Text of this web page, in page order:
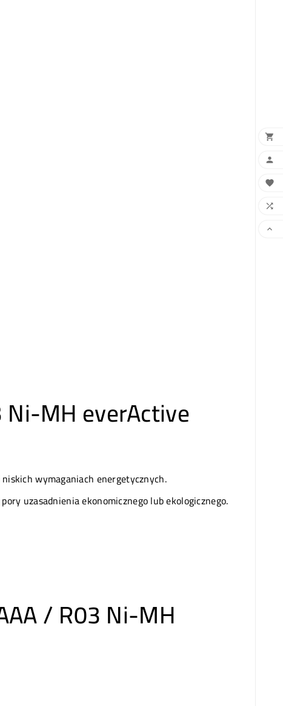
MH everActive
wymaganiach energetycznych.
uzasadnienia ekonomicznego lub ekologicznego.
/ R03 Ni-MH




